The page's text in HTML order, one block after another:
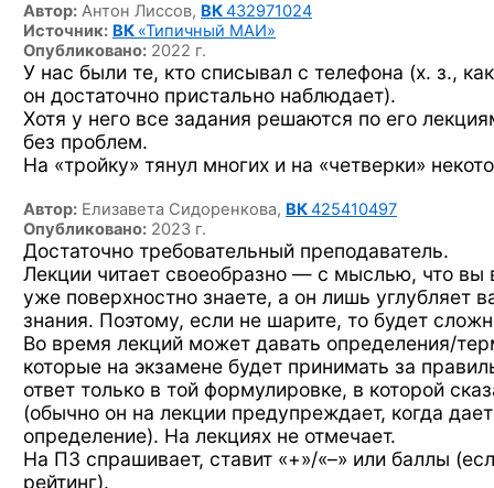
Автор: Антон Лиссов, ВК432971024
Источник: ВК «Типичный МАИ»
Опубликовано: 2022 г.
У нас были те, кто списывал с телефона (х. з.,
он достаточно пристально наблюдает).
Хотя у него все задания решаются по его
без проблем.
На «тройку» тянул многих и на «четверки»
Автор: Елизавета Сидоренкова, ВК425410497
Опубликовано: 2023 г.
Достаточно требовательный преподаватель.
Лекции читает своеобразно — с мыслью, что вы
уже поверхностно знаете, а он лишь углубляет
знания. Поэтому, если не шарите, то будет
Во время лекций может давать определения/
которые на экзамене будет принимать за
ответ только в той формулировке, в которой
(обычно он на лекции предупреждает, когда
определение). На лекциях не отмечает.
На ПЗ спрашивает, ставит «+»/«–» или баллы
рейтинг).